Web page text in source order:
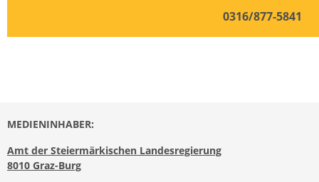
0316/877-5841
MEDIENINHABER:
Amt der Steiermärkischen Landesregierung
8010 Graz-Burg